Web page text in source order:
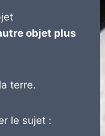
objet plus
terre.
le sujet :